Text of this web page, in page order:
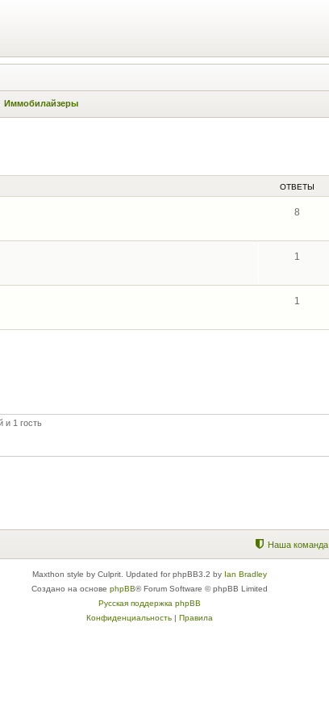
Иммобилайзеры
ОТВЕТЫ
8
1
1
и 1 гость
Наша команда
Maxthon style by Culprit. Updated for phpBB3.2 by Ian Bradley
Создано на основе phpBB® Forum Software © phpBB Limited
Русская поддержка phpBB
Конфиденциальность| Правила